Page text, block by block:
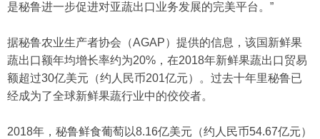
是秘鲁进一步促进对亚蔬出口业务发展的完美平台。”
据秘鲁农业生产者协会（AGAP）提供的信息，该国新鲜果
蔬出口额年均增长率约为20%，在2018年新鲜果蔬出口贸易
额超过30亿美元（约人民币201亿元）。过去十年里秘鲁已
经成为了全球新鲜果蔬行业中的佼佼者。
2018年，秘鲁鲜食葡萄以8.16亿美元（约人民币54.67亿元）